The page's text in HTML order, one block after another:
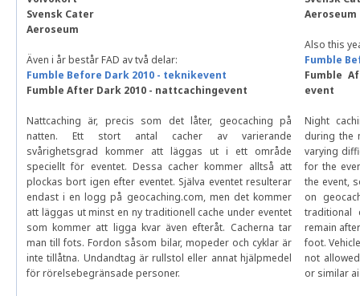
Svensk Cater
Aeroseum
Även i år består FAD av två delar:
Fumble Before Dark 2010 - teknikevent
Fumble After Dark 2010 - nattcachingevent
Nattcaching är, precis som det låter, geocaching på
natten. Ett stort antal cacher av varierande
svårighetsgrad kommer att läggas ut i ett område
speciellt för eventet. Dessa cacher kommer alltså att
plockas bort igen efter eventet. Själva eventet resulterar
endast i en logg på geocaching.com, men det kommer
att läggas ut minst en ny traditionell cache under eventet
som kommer att ligga kvar även efteråt. Cacherna tar
man till fots. Fordon såsom bilar, mopeder och cyklar är
inte tillåtna. Undandtag är rullstol eller annat hjälpmedel
för rörelsebegränsade personer.
Aeroseum
Also this
Fumble
Fumble
event
Night
during the
varying
for the
the event,
on
traditional
remain
foot.
not
or similar